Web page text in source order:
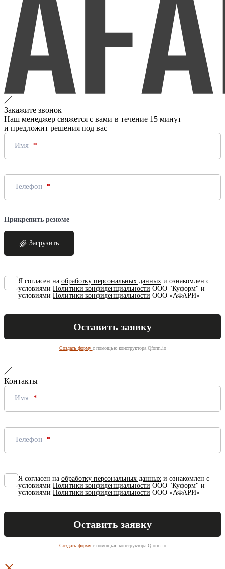
Закажите звонок
Наш менеджер свяжется с вами в течение 15 минут
и предложит решения под вас
Имя
Телефон
Прикрепить резюме
Загрузить
Я согласен на обработку персональных данных и ознакомлен с
условиями Политики конфиденциальности ООО "Куформ" и
условиями Политики конфиденциальности ООО «АФАРИ»
Создать форму с помощью конструктора Qform.io
Контакты
Имя
Телефон
Я согласен на обработку персональных данных и ознакомлен с
условиями Политики конфиденциальности ООО "Куформ" и
условиями Политики конфиденциальности ООО «АФАРИ»
Создать форму с помощью конструктора Qform.io